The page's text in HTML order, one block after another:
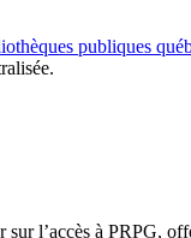
publiques
sur l’accès à PRPG,